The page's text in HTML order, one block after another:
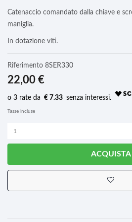
Catenaccio comandato dalla chiave e
maniglia.
In dotazione viti.
Riferimento 8SER330
22,00 €
€ 7.33
Tasse incluse
ACQUISTA